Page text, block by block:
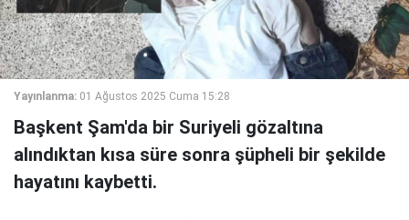
Yayınlanma: 01 Ağustos 2025 Cuma 15:28
Başkent Şam'da bir Suriyeli gözaltına
alındıktan kısa süre sonra şüpheli bir şekilde
hayatını kaybetti.